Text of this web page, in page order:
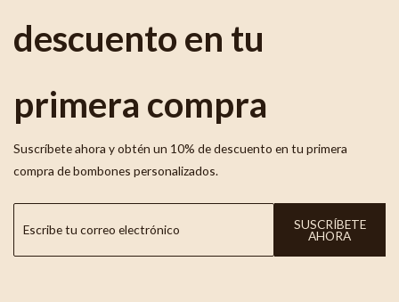
descuento en tu
primera compra
Suscríbete ahora y obtén un 10% de descuento en tu primera
compra de bombones personalizados.
SUSCRÍBETE
AHORA